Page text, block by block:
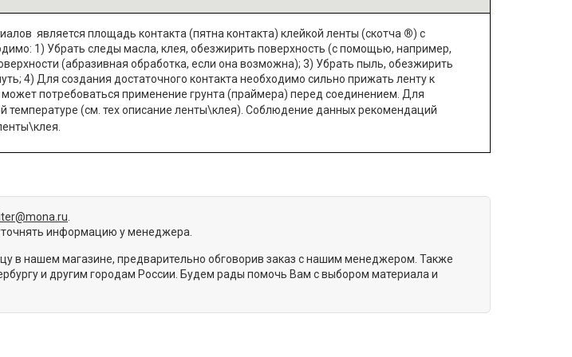
является площадь контакта (пятна контакта) клейкой ленты (скотча ®) с
1) Убрать следы масла, клея, обезжирить поверхность (с помощью, например,
(абразивная обработка, если она возможна); 3) Убрать пыль, обезжирить
4) Для создания достаточного контакта необходимо сильно прижать ленту к
потребоваться применение грунта (праймера) перед соединением. Для
(см. тех описание ленты\клея). Соблюдение данных рекомендаций
информацию у менеджера.
в нашем магазине, предварительно обговорив заказ с нашим менеджером. Также
и другим городам России. Будем рады помочь Вам с выбором материала и